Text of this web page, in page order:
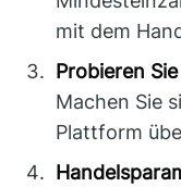
mit dem
Probieren
Machen Sie
Plattform